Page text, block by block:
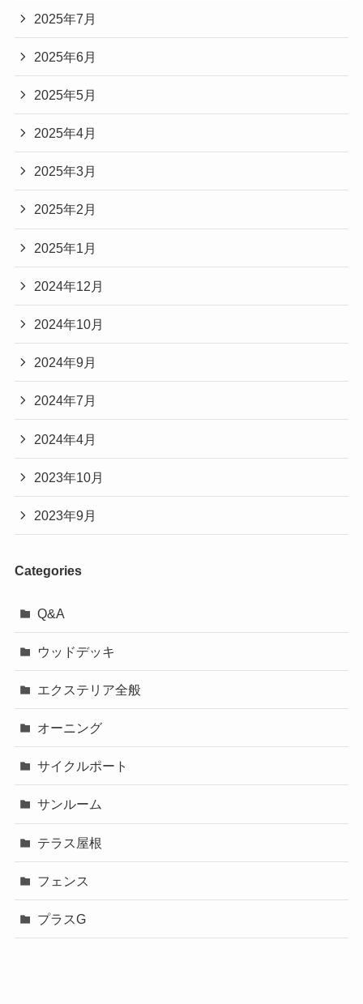
2025年7月
2025年6月
2025年5月
2025年4月
2025年3月
2025年2月
2025年1月
2024年12月
2024年10月
2024年9月
2024年7月
2024年4月
2023年10月
2023年9月
Categories
Q&A
ウッドデッキ
エクステリア全般
オーニング
サイクルポート
サンルーム
テラス屋根
フェンス
プラスG